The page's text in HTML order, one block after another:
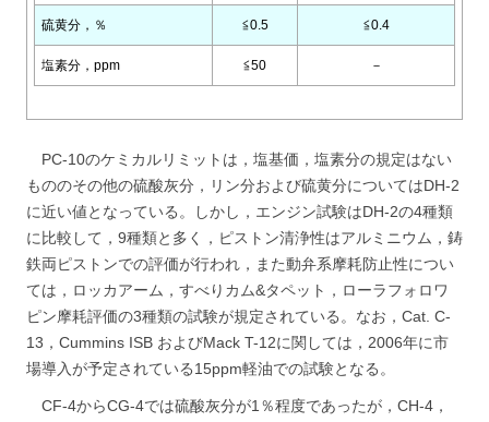
硫黄分，％ ≦0.5 ≦0.4
塩素分，ppm ≦50 －
PC-10のケミカルリミットは，塩基価，塩素分の規定はない
もののその他の硫酸灰分，リン分および硫黄分についてはDH-2
に近い値となっている。しかし，エンジン試験はDH-2の4種類
に比較して，9種類と多く，ピストン清浄性はアルミニウム，鋳
鉄両ピストンでの評価が行われ，また動弁系摩耗防止性につい
ては，ロッカアーム，すべりカム&タペット，ローラフォロワ
ピン摩耗評価の3種類の試験が規定されている。なお，Cat. C-
13，Cummins ISB およびMack T-12に関しては，2006年に市
場導入が予定されている15ppm軽油での試験となる。
CF-4からCG-4では硫酸灰分が1％程度であったが，CH-4，